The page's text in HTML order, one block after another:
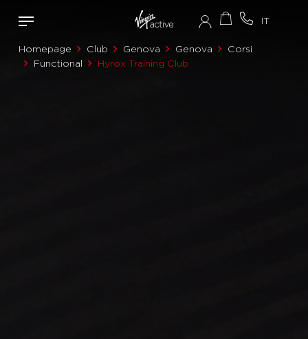
Homepage Club Genova Genova
Corsi
Functional
Hyrox Training Club